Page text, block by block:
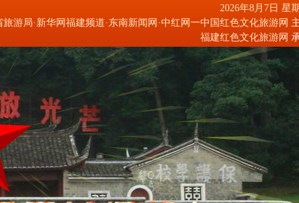
2026年8月7日 星
旅游局· 新华网福建频道· 东南新闻网 ·中红网一中国红色文化旅游网
福建红色文化旅游网